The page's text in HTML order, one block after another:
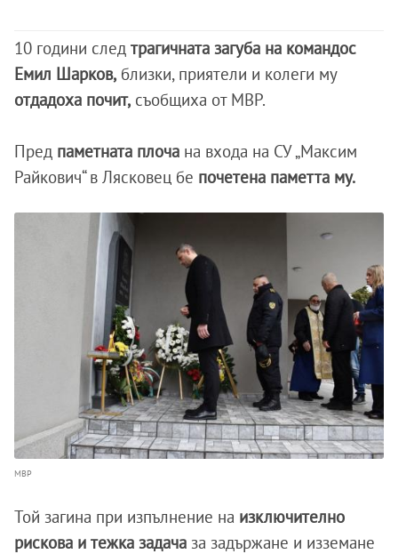
10 години след трагичната загуба на командос
Емил Шарков, близки, приятели и колеги му
отдадоха почит, съобщиха от МВР.
Пред паметната плоча на входа на СУ „Максим
Райкович“ в Лясковец бе почетена паметта му.
МВР
Той загина при изпълнение на изключително
рискова и тежка задача за задържане и изземане